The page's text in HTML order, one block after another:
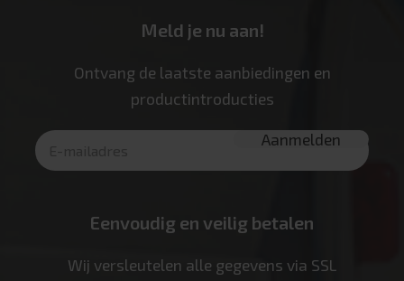
Meld je nu aan!
Ontvang de laatste aanbiedingen en
productintroducties
Eenvoudig en veilig betalen
Wij versleutelen alle gegevens via SSL